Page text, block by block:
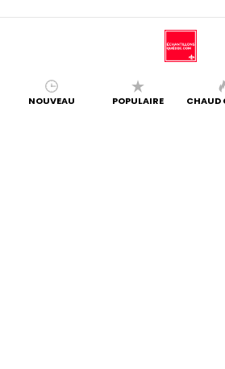
NOUVEAU POPULAIRE CHAUD